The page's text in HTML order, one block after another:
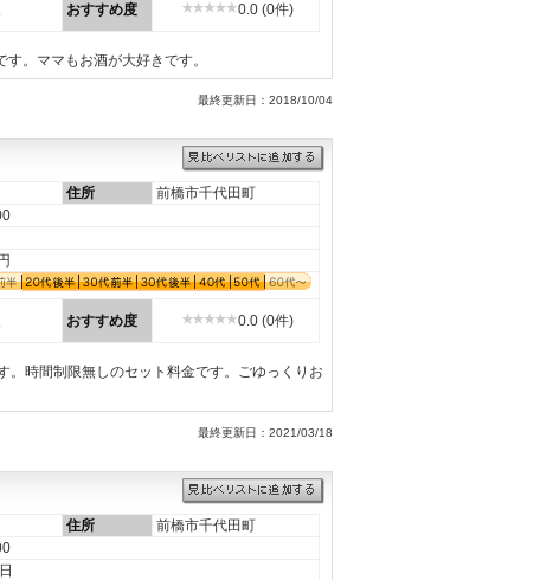
おすすめ度 0.0 (0件)
。ママもお酒が大好きです。
最終更新日：2018/10/04
住所
前橋市千代田町
おすすめ度 0.0 (0件)
。時間制限無しのセット料金です。ごゆっくりお
最終更新日：2021/03/18
住所
前橋市千代田町